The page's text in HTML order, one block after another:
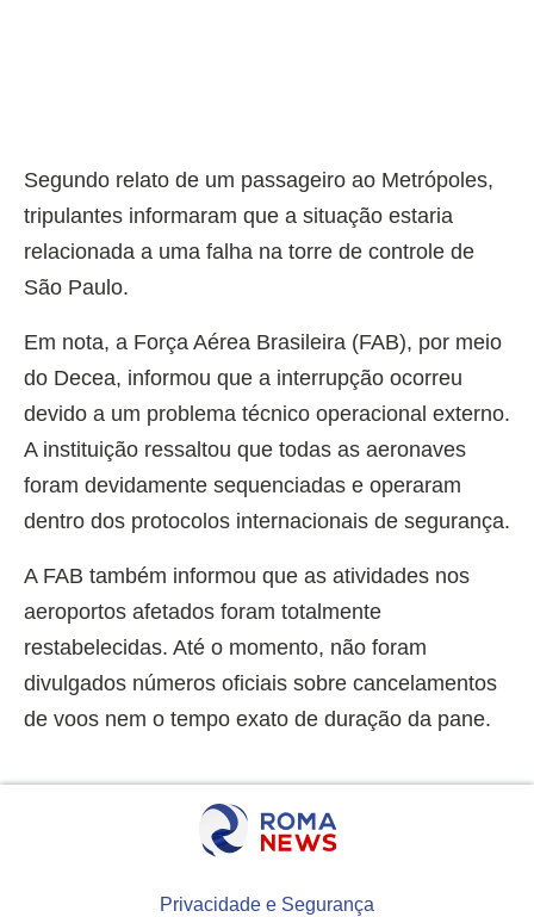
Segundo relato de um passageiro ao Metrópoles,
tripulantes informaram que a situação estaria
relacionada a uma falha na torre de controle de
São Paulo.
Em nota, a Força Aérea Brasileira (FAB), por meio
do Decea, informou que a interrupção ocorreu
devido a um problema técnico operacional externo.
A instituição ressaltou que todas as aeronaves
foram devidamente sequenciadas e operaram
dentro dos protocolos internacionais de segurança.
A FAB também informou que as atividades nos
aeroportos afetados foram totalmente
restabelecidas. Até o momento, não foram
divulgados números oficiais sobre cancelamentos
de voos nem o tempo exato de duração da pane.
Privacidade e Segurança